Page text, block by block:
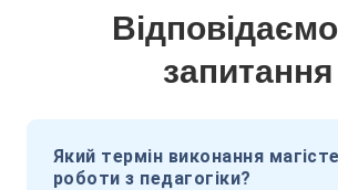
запитання
Який термін виконання
роботи з педагогіки?